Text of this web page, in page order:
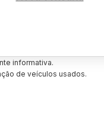
informativa.
de veículos usados.